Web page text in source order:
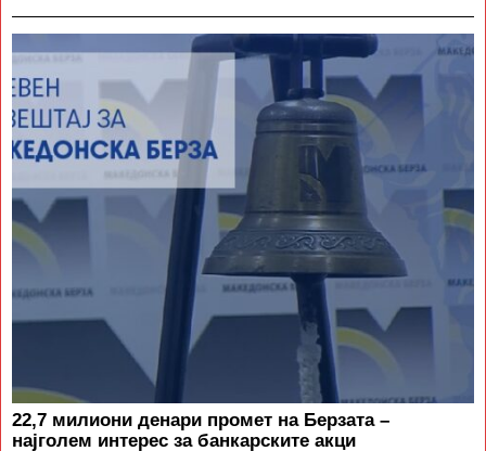
22,7 милиони денари промет на Берзата –
најголем интерес за банкарските акци